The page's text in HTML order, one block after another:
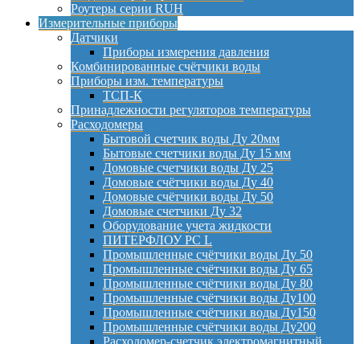
Роутеры серии RUH
Измерительные приборы
Датчики
Приборы измерения давления
Комбинированные счётчики воды
Приборы изм. температуры
ТСП-К
Принадлежности регуляторов температуры
Расходомеры
Бытовой счетчик воды Ду 20мм
Бытовые счетчики воды Ду 15 мм
Домовые счетчики воды Ду 25
Домовые счётчики воды Ду 40
Домовые счётчики воды Ду 50
Домовые счетчики Ду 32
Оборудование учета жидкости
ПИТЕРФЛОУ РС L
Промышленные счётчики воды Ду 50
Промышленные счётчики воды Ду 65
Промышленные счётчики воды Ду 80
Промышленные счётчики воды Ду100
Промышленные счётчики воды Ду150
Промышленные счётчики воды Ду200
Расходомер-счетчик электромагнитный